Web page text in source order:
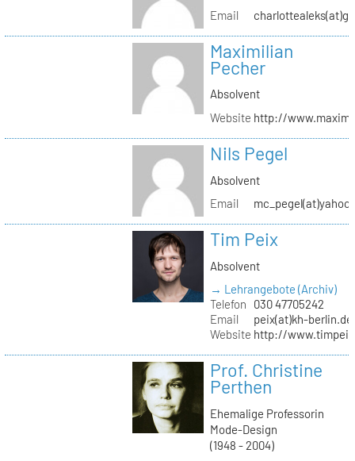
Email
Maximilian
Pecher
Absolvent
Website http://
Nils Pegel
Absolvent
Email
Tim Peix
Absolvent
→ Lehrangebote (Archiv)
Telefon
030 47705242
Email
peix(at)kh-berlin.de
Website http://
Prof. Christine
Perthen
Ehemalige Professorin
Mode-Design
(1948 - 2004)